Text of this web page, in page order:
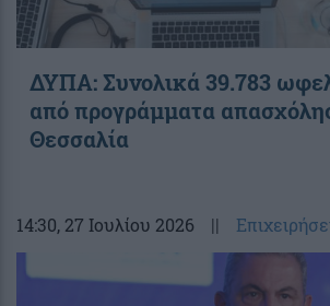
ΔΥΠΑ: Συνολικά 39.783
από προγράμματα
Θεσσαλία
14:30, 27 Ιουλίου 2026 ||